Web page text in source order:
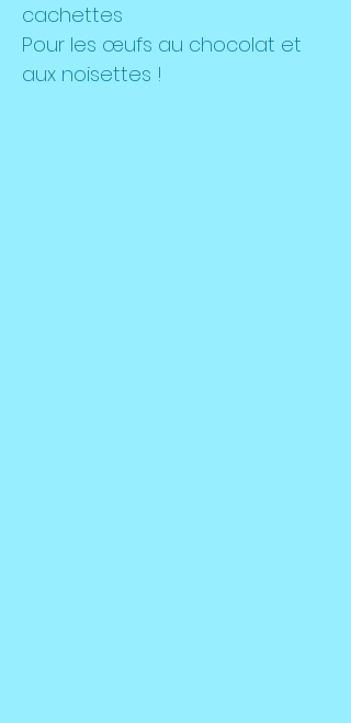
cachettes
Pour les œufs au chocolat et
aux noisettes !